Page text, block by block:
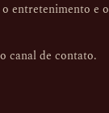
entretenimento e o
canal de contato.